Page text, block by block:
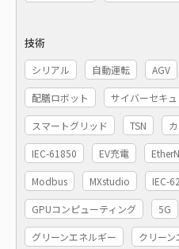
技術
シリアル 自動運転 AGV
配膳ロボット サイバーセキュ
スマートグリッド TSN
IEC-61850 EV充電
Modbus MXstudio IEC-
GPUコンピューティング 5G
グリーンエネルギー クリー